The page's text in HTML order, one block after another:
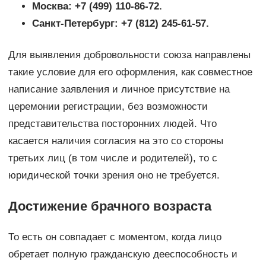
Москва: +7 (499) 110-86-72.
Санкт-Петербург: +7 (812) 245-61-57.
Для выявления добровольности союза направлены
такие условие для его оформления, как совместное
написание заявления и личное присутствие на
церемонии регистрации, без возможности
представительства посторонних людей. Что
касается наличия согласия на это со стороны
третьих лиц (в том числе и родителей), то с
юридической точки зрения оно не требуется.
Достижение брачного возраста
То есть он совпадает с моментом, когда лицо
обретает полную гражданскую дееспособность и